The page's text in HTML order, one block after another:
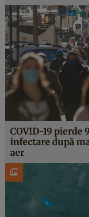
COVID-19 pierde
infectare după
aer